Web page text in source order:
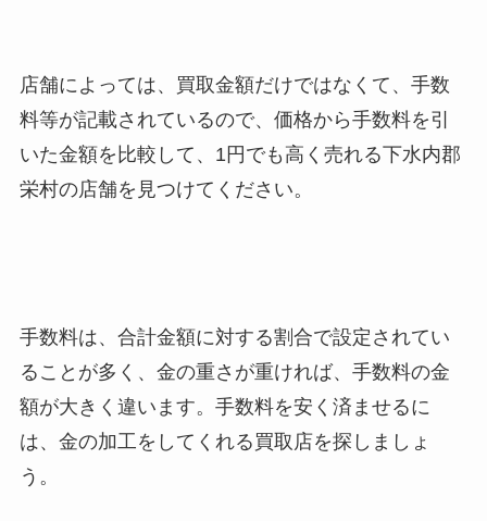
店舗によっては、買取金額だけではなくて、手数
料等が記載されているので、価格から手数料を引
いた金額を比較して、1円でも高く売れる下水内郡
栄村の店舗を見つけてください。
手数料は、合計金額に対する割合で設定されてい
ることが多く、金の重さが重ければ、手数料の金
額が大きく違います。手数料を安く済ませるに
は、金の加工をしてくれる買取店を探しましょ
う。